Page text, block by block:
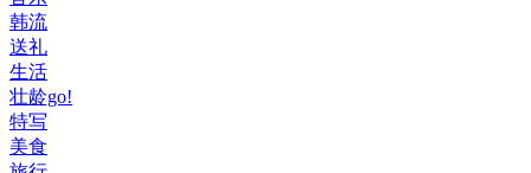
韩流
送礼
生活
壮龄go!
特写
美食